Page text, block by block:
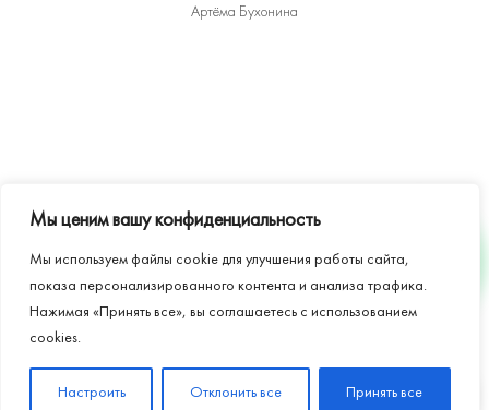
Мы ценим вашу конфиденциальность
Мы используем файлы cookie для улучшения работы сайта,
показа персонализированного контента и анализа трафика.
Нажимая «Принять все», вы соглашаетесь с использованием
cookies.
Настроить Отклонить все Принять все
Артёма Бухонина
WHATSAPP
🎁Бесплатный разбор магазина